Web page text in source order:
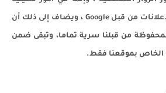
لأغراض تحسين جودة الإعلانات من قبل Google ، ويضاف إلى ذلك أن
من قبلنا سرية تماما، وتبقى ضمن
الخاص بموقعنا فقط.